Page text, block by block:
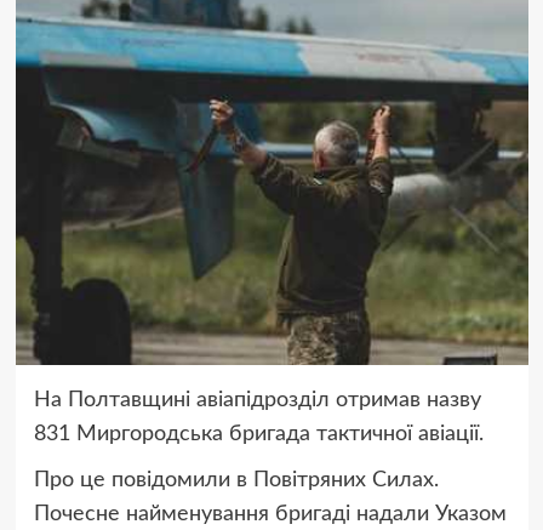
На Полтавщині авіапідрозділ отримав назву
831 Миргородська бригада тактичної авіації.
Про це повідомили в Повітряних Силах.
Почесне найменування бригаді надали Указом